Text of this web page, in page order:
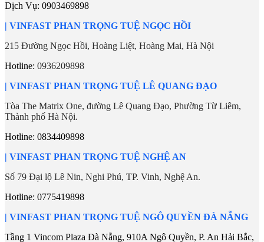
Dịch Vụ: 0903469898
| VINFAST PHAN TRỌNG TUỆ NGỌC HỒI
215 Đường Ngọc Hồi, Hoàng Liệt, Hoàng Mai, Hà Nội
Hotline: 0936209898
| VINFAST PHAN TRỌNG TUỆ LÊ QUANG ĐẠO
Tòa The Matrix One, đường Lê Quang Đạo, Phường Từ Liêm,
Thành phố Hà Nội.
Hotline: 0834409898
| VINFAST PHAN TRỌNG TUỆ NGHỆ AN
Số 79 Đại lộ Lê Nin, Nghi Phú, TP. Vinh, Nghệ An.
Hotline: 0775419898
| VINFAST PHAN TRỌNG TUỆ NGÔ QUYỀN ĐÀ NẴNG
Tầng 1 Vincom Plaza Đà Nẵng, 910A Ngô Quyền, P. An Hải Bắc,